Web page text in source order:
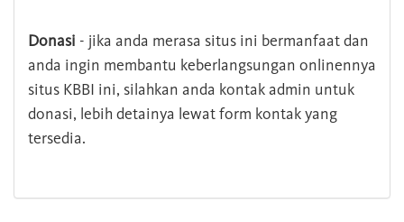
Donasi - jika anda merasa situs ini bermanfaat dan
anda ingin membantu keberlangsungan onlinennya
situs KBBI ini, silahkan anda kontak admin untuk
donasi, lebih detainya lewat form kontak yang
tersedia.